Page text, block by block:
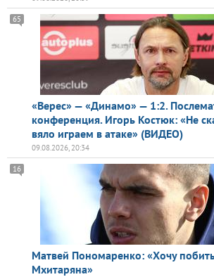
«Верес» — «Динамо» — 1:2.
конференция. Игорь Костюк: «Не
вяло играем в атаке» (ВИДЕО)
65
09.08.2026, 20:34
Матвей Пономаренко: «Хочу
Мхитаряна»
16